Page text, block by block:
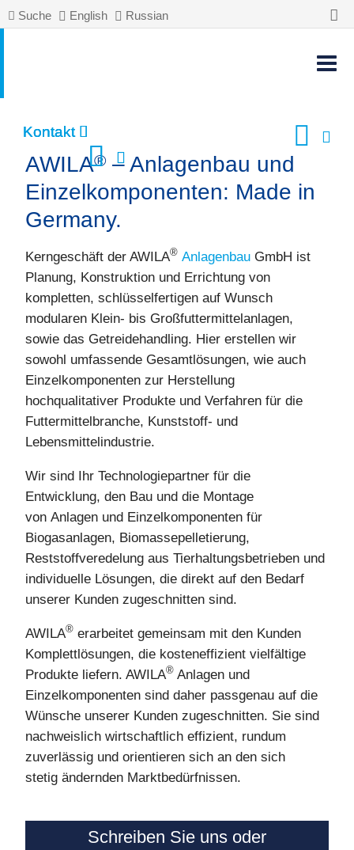
Suche English Russian
Kontakt
Kontakt
Kontakt
AWILA® – Anlagenbau und
Einzelkomponenten: Made in
Germany.
Kerngeschäft der AWILA® Anlagenbau GmbH ist
Planung, Konstruktion und Errichtung von
kompletten, schlüsselfertigen auf Wunsch
modularen Klein- bis Großfuttermittelanlagen,
sowie das Getreidehandling. Hier erstellen wir
sowohl umfassende Gesamtlösungen, wie auch
Einzelkomponenten zur Herstellung
hochqualitativer Produkte und Verfahren für die
Futtermittelbranche, Kunststoff- und
Lebensmittelindustrie.
Wir sind Ihr Technologiepartner für die
Entwicklung, den Bau und die Montage
von Anlagen und Einzelkomponenten für
Biogasanlagen, Biomassepelletierung,
Reststoffveredelung aus Tierhaltungsbetrieben und
individuelle Lösungen, die direkt auf den Bedarf
unserer Kunden zugeschnitten sind.
AWILA® erarbeitet gemeinsam mit den Kunden
Komplettlösungen, die kosteneffizient vielfältige
Produkte liefern. AWILA® Anlagen und
Einzelkomponenten sind daher passgenau auf die
Wünsche unserer Kunden zugeschnitten. Sie sind
nachweislich wirtschaftlich effizient, rundum
zuverlässig und orientieren sich an den sich
stetig ändernden Marktbedürfnissen.
Schreiben Sie uns oder